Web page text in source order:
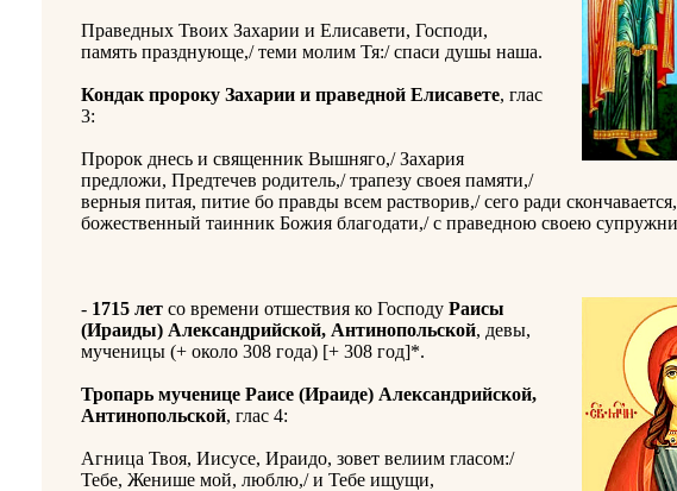
Праведных Твоих Захарии и Елисавети, Господи,
память празднующе,/ теми молим Тя:/ спаси душы наша.
Кондак пророку Захарии и праведной Елисавете, глас
3:
Пророк днесь и священник Вышняго,/ Захария
предложи, Предтечев родитель,/ трапезу своея памяти,/
верныя питая, питие бо правды всем растворив,/ сего ради
божественный таинник Божия благодати,/ с праведною своею
- 1715 лет со времени отшествия ко Господу Раисы
(Ираиды) Александрийской, Антинопольской, девы,
мученицы (+ около 308 года) [+ 308 год]*.
Тропарь мученице Раисе (Ираиде) Александрийской,
Антинопольской, глас 4:
Агница Твоя, Иисусе, Ираидо, зовет велиим гласом:/
Тебе, Женише мой, люблю,/ и Тебе ищущи,